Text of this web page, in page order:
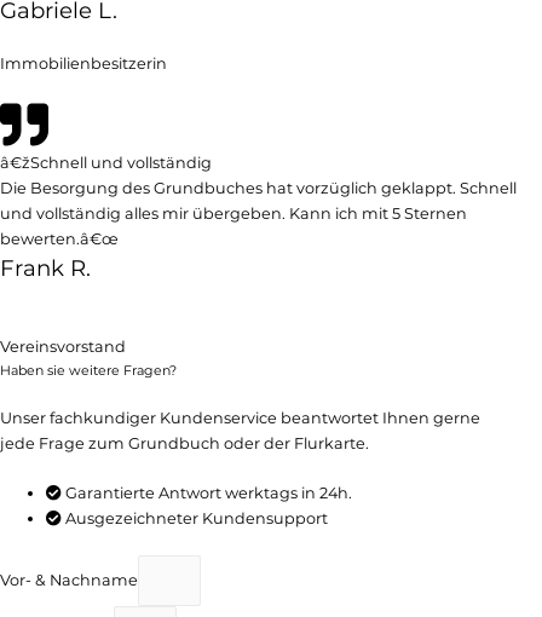
Gabriele L.
Immobilienbesitzerin
â€žSchnell und vollständig
Die Besorgung des Grundbuches hat vorzüglich geklappt. Schnell
und vollständig alles mir übergeben. Kann ich mit 5 Sternen
bewerten.â€œ
Frank R.
Vereinsvorstand
Haben sie weitere Fragen?
Unser fachkundiger Kundenservice beantwortet Ihnen gerne
jede Frage zum Grundbuch oder der Flurkarte.
Garantierte Antwort werktags in 24h.
Ausgezeichneter Kundensupport
Vor- & Nachname